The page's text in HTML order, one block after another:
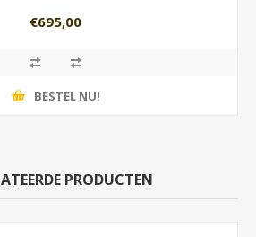
€695,00
BESTEL NU!
PRODUCTEN